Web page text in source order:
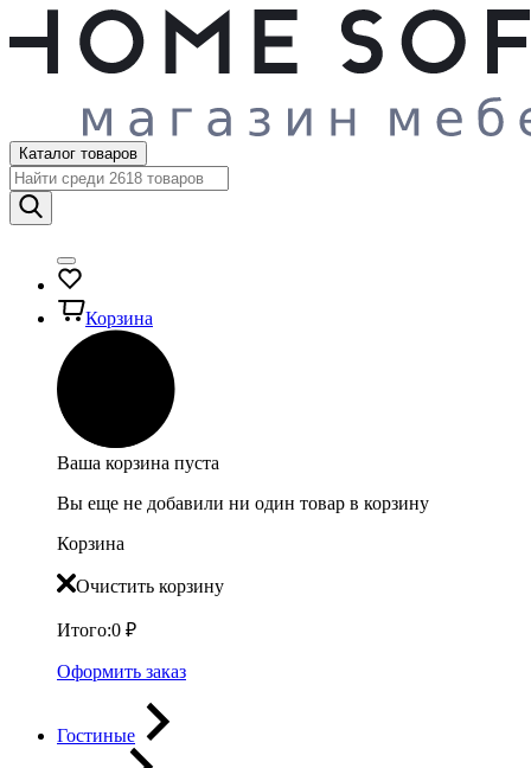
Каталог товаров
Корзина
Ваша корзина пуста
Вы еще не добавили ни один товар в корзину
Корзина
Очистить корзину
Итого:0 ₽
Оформить заказ
Гостиные